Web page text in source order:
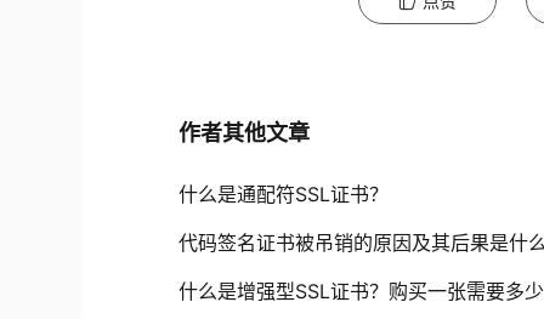
作者其他文章
什么是通配符SSL证书？
代码签名证书被吊销的原因及其后果是什么
什么是增强型SSL证书？购买一张需要多少